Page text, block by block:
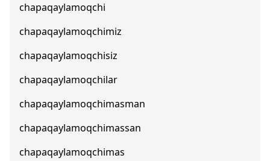
chapaqaylamoqchi
chapaqaylamoqchimiz
chapaqaylamoqchisiz
chapaqaylamoqchilar
chapaqaylamoqchimasman
chapaqaylamoqchimassan
chapaqaylamoqchimas